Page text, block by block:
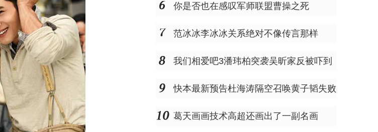
你是否也在感叹军师联盟曹操之死
范冰冰李冰冰关系绝对不像传言那样
我们相爱吧3潘玮柏突袭吴昕家反被吓到
快本最新预告杜海涛隔空召唤黄子韬失败
葛天画画技术高超还画出了一副名画